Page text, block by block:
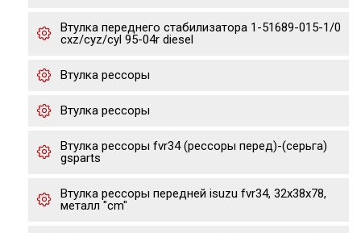
Втулка переднего стабилизатора 1-51689-015-1/0
cxz/cyz/cyl 95-04r diesel
Втулка рессоры
Втулка рессоры
Втулка рессоры fvr34 (рессоры перед)-(серьга)
gsparts
Втулка рессоры передней isuzu fvr34, 32x38x78,
металл "cm"